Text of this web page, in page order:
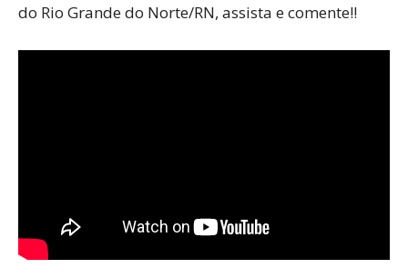
do Rio Grande do Norte/RN, assista e comente!!